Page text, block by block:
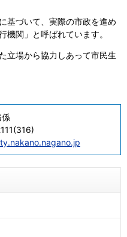
基づいて、実際の市政を進め
機関」と呼ばれています。
立場から協力しあって市民生